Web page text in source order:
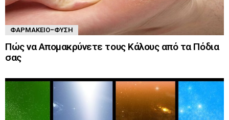
ΦΑΡΜΑΚΕΊΟ-ΦΎΣΗ
Πώς να Απομακρύνετε τους Κάλους από τα Πόδια
σας